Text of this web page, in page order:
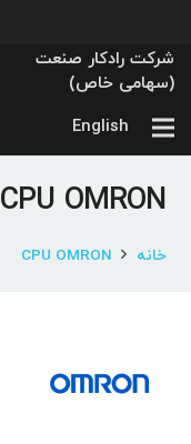
شرکت رادکار صنعت
(سهامی خاص)
English
CPU OMRON
خانه CPU OMRON